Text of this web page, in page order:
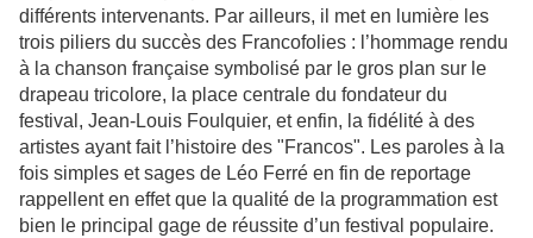
différents intervenants. Par ailleurs, il met en lumière les
trois piliers du succès des Francofolies : l’hommage rendu
à la chanson française symbolisé par le gros plan sur le
drapeau tricolore, la place centrale du fondateur du
festival, Jean-Louis Foulquier, et enfin, la fidélité à des
artistes ayant fait l’histoire des "Francos". Les paroles à la
fois simples et sages de Léo Ferré en fin de reportage
rappellent en effet que la qualité de la programmation est
bien le principal gage de réussite d’un festival populaire.